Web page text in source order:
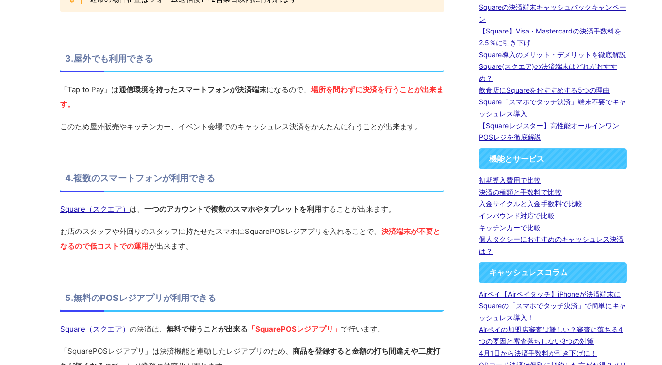
3.屋外でも利用できる
「Tap to Pay」は通信環境を持ったスマートフォンが決済端末になるので、場所を問わずに決済を行うことが出来ま
す。
このため屋外販売やキッチンカー、イベント会場でのキャッシュレス決済をかんたんに行うことが出来ます。
4.複数のスマートフォンが利用できる
Square（スクエア） は、 一つのアカウントで複数のスマホやタブレットを利用することが出来ます。
お店のスタッフや外回りのスタッフに持たせたスマホにSquarePOSレジアプリを入れることで、 決済端末が不要と
なるので低コストでの運用が出来ます。
5.無料のPOSレジアプリが利用できる
Square（スクエア） の決済は、 無料で使うことが出来る 「SquarePOSレジアプリ」 で行います。
「SquarePOSレジアプリ」は決済機能と連動したレジアプリのため、 商品を登録すると金額の打ち間違えや二度打
Squareの決済端末キャッシュバックキャンペー
ン
【Square】Visa・Mastercardの決済手数料を
2.5％に引き下げ
Square導入のメリット・デメリットを徹底解説
Square(スクエア)の決済端末はどれがおすす
め？
飲食店にSquareをおすすめする5つの理由
Square「スマホでタッチ決済」端末不要でキャ
ッシュレス導入
【Squareレジスター】高性能オールインワン
POSレジを徹底解説
機能とサービス
初期導入費用で比較
決済の種類と手数料で比較
入金サイクルと入金手数料で比較
インバウンド対応で比較
キッチンカーで比較
個人タクシーにおすすめのキャッシュレス決済
は？
キャッシュレスコラム
Airペイ【Airペイタッチ】iPhoneが決済端末に
Squareの「スマホでタッチ決済」で簡単にキャ
ッシュレス導入！
Airペイの加盟店審査は難しい？審査に落ちる4
つの要因と審査落ちしない3つの対策
4月1日から決済手数料が引き下げに！